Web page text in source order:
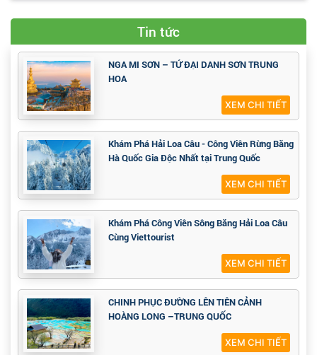
Tin tức
NGA MI SƠN – TỨ ĐẠI DANH SƠN TRUNG
HOA
XEM CHI TIẾT
Khám Phá Hải Loa Câu - Công Viên Rừng Băng
Hà Quốc Gia Độc Nhất tại Trung Quốc
XEM CHI TIẾT
Khám Phá Công Viên Sông Băng Hải Loa Câu
Cùng Viettourist
XEM CHI TIẾT
CHINH PHỤC ĐƯỜNG LÊN TIÊN CẢNH
HOÀNG LONG –TRUNG QUỐC
XEM CHI TIẾT